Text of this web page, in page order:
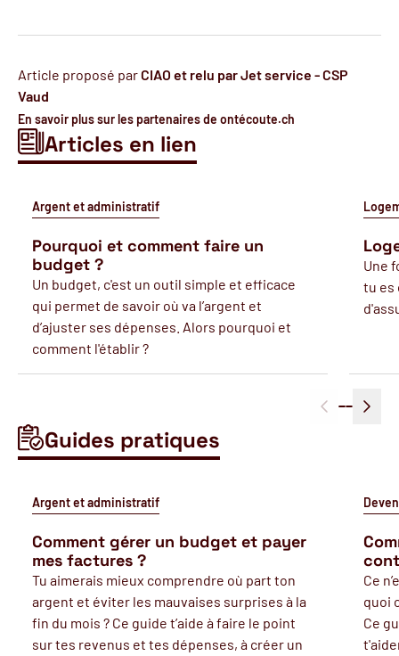
Article proposé parCIAO et relu par Jet service - CSP
Vaud
En savoir plus sur les partenaires de ontécoute.ch
Articles en lien
Argent et administratif
Pourquoi et comment faire un
budget ?
Un budget, c'est un outil simple et efficace
qui permet de savoir où va l’argent et
d’ajuster ses dépenses. Alors pourquoi et
comment l'établir ?
Une
tu es
Guides pratiques
Argent et administratif
Comment gérer un budget et payer
mes factures ?
Tu aimerais mieux comprendre où part ton
argent et éviter les mauvaises surprises à la
fin du mois ? Ce guide t’aide à faire le point
sur tes revenus et tes dépenses, à créer un
Ce
quoi
Ce